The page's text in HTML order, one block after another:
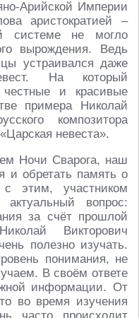
Арийской Империи
аристократией –
системе не могло
вырождения. Ведь
устраивался даже
На который
и красивые
примера Николай
композитора
невеста».
Ночи Сварога, наш
и обретать память о
этим, участником
вопрос:
за счёт прошлой
Викторович
полезно изучать.
понимания, не
В своём ответе
информации. От
во время изучения